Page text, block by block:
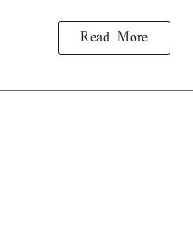
Read More